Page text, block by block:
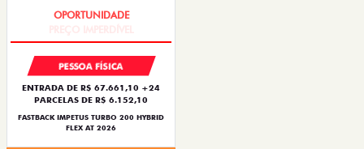
PESSOA FÍSICA
ENTRADA DE R$ 67.661,10 +24
PARCELAS DE R$ 6.152,10
FASTBACK IMPETUS TURBO 200 HYBRID
FLEX AT 2026